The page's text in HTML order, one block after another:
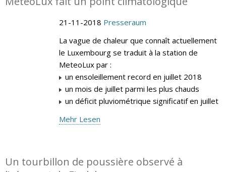
21-11-2018 Presseraum
La vague de chaleur que connaît actuellement
le Luxembourg se traduit à la station de
MeteoLux par :
un ensoleillement record en juillet 2018
un mois de juillet parmi les plus chauds
un déficit pluviométrique significatif en juillet
Mehr Lesen
Un tourbillon de poussière observé à